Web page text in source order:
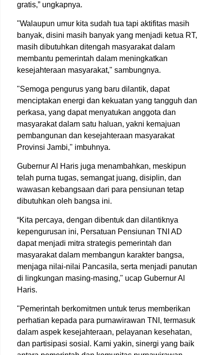
gratis,” ungkapnya.
"Walaupun umur kita sudah tua tapi aktifitas masih
banyak, disini masih banyak yang menjadi ketua RT,
masih dibutuhkan ditengah masyarakat dalam
membantu pemerintah dalam meningkatkan
kesejahteraan masyarakat," sambungnya.
"Semoga pengurus yang baru dilantik, dapat
menciptakan energi dan kekuatan yang tangguh dan
perkasa, yang dapat menyatukan anggota dan
masyarakat dalam satu haluan, yakni kemajuan
pembangunan dan kesejahteraan masyarakat
Provinsi Jambi," imbuhnya.
Gubernur Al Haris juga menambahkan, meskipun
telah purna tugas, semangat juang, disiplin, dan
wawasan kebangsaan dari para pensiunan tetap
dibutuhkan oleh bangsa ini.
“Kita percaya, dengan dibentuk dan dilantiknya
kepengurusan ini, Persatuan Pensiunan TNI AD
dapat menjadi mitra strategis pemerintah dan
masyarakat dalam membangun karakter bangsa,
menjaga nilai-nilai Pancasila, serta menjadi panutan
di lingkungan masing-masing," ucap Gubernur Al
Haris.
"Pemerintah berkomitmen untuk terus memberikan
perhatian kepada para purnawirawan TNI, termasuk
dalam aspek kesejahteraan, pelayanan kesehatan,
dan partisipasi sosial. Kami yakin, sinergi yang baik